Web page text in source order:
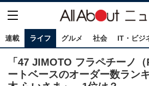
連載 ライフ グルメ 社会 IT・ビジ
「47 JIMOTO フラペチーノ
ートベースのオーダー数ラン